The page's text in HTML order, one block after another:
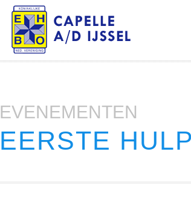
EVENEMENTEN
EERSTE HULP